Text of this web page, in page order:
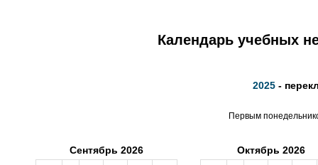
Календарь учебных
2025 -
Первым
Сентябрь 2026 Октябрь 2026